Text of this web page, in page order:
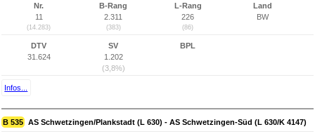
Nr.
11
(14.283)
B-Rang
2.311
(383)
L-Rang
226
(86)
Land
BW
DTV
31.624
SV
1.202
(3,8%)
BPL
Infos...
B 535 AS Schwetzingen/Plankstadt (L 630) - AS Schwetzingen-Süd (L 630/K 4147)